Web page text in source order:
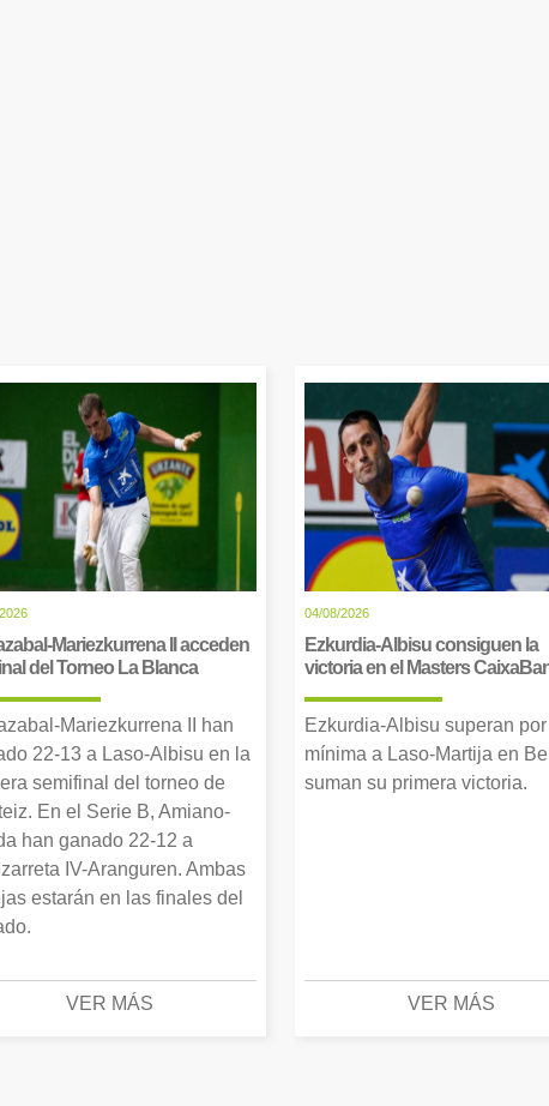
Mariezkurrena II acceden
del Torneo La Blanca
Mariezkurrena II han
22-13 a Laso-Albisu en la
semifinal del torneo de
En el Serie B, Amiano-
han ganado 22-12 a
IV-Aranguren. Ambas
estarán en las finales del
VER MÁS
04/08/2026
Ezkurdia-Albisu consiguen la
victoria en el Masters
Ezkurdia-Albisu superan
mínima a Laso-Martija en
suman su primera victoria.
VER MÁS